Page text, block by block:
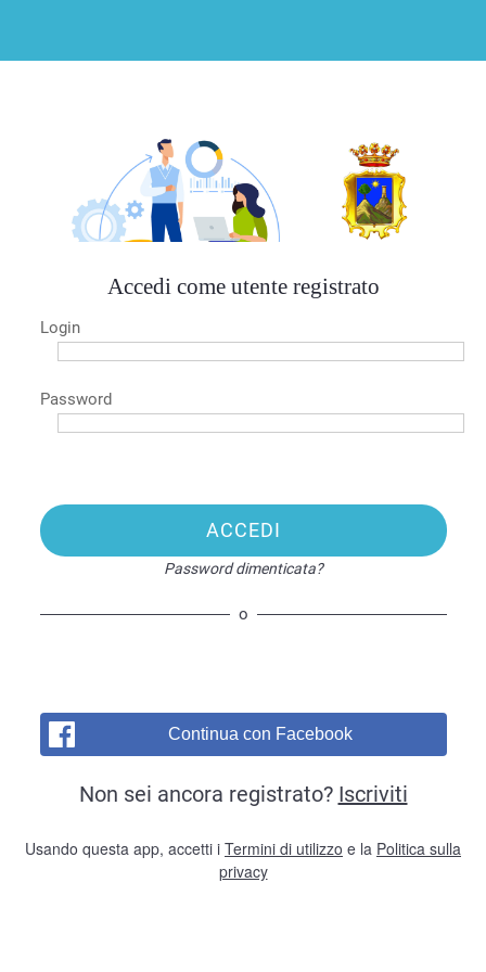
Accedi come utente registrato
Login
Password
ACCEDI
Password dimenticata?
o
Continua con Facebook
Non sei ancora registrato? Iscriviti
Usando questa app, accetti i Termini di utilizzo e la Politica sulla
privacy